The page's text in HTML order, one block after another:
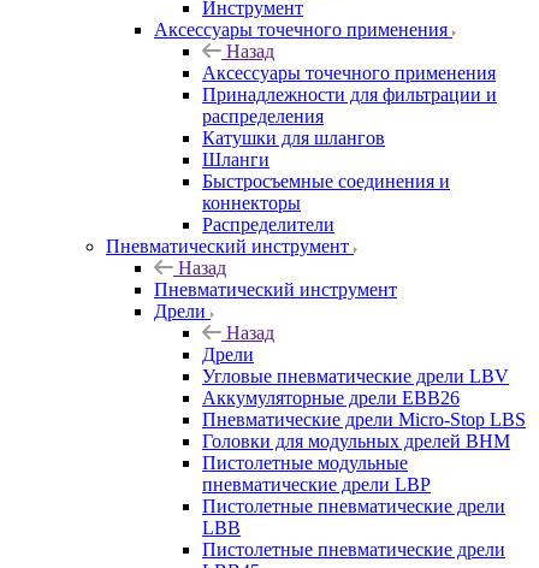
Инструмент
Аксессуары точечного применения
Назад
Аксессуары точечного применения
Принадлежности для фильтрации и
распределения
Катушки для шлангов
Шланги
Быстросъемные соединения и
коннекторы
Распределители
Пневматический инструмент
Назад
Пневматический инструмент
Дрели
Назад
Дрели
Угловые пневматические дрели LBV
Аккумуляторные дрели EBB26
Пневматические дрели Micro-Stop LBS
Головки для модульных дрелей BHM
Пистолетные модульные
пневматические дрели LBP
Пистолетные пневматические дрели
LBB
Пистолетные пневматические дрели